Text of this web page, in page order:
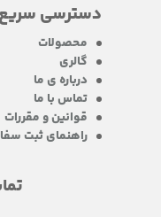
دسترسی سریع
محصولات
گالری
درباره ی ما
تماس با ما
قوانین و مقررات
راهنمای ثبت